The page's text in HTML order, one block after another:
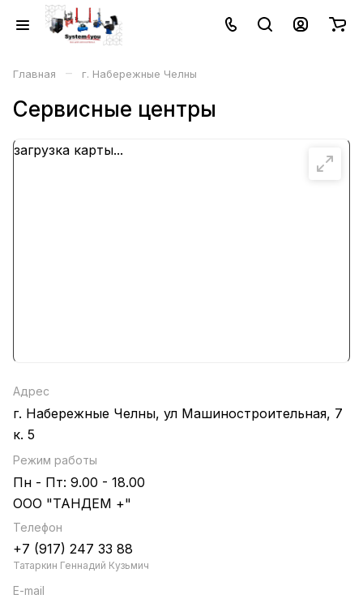
Главная – г. Набережные Челны
Сервисные центры
Адрес
г. Набережные Челны, ул Машиностроительная, 7
к. 5
Режим работы
Пн - Пт: 9.00 - 18.00
ООО "ТАНДЕМ +"
Телефон
+7 (917) 247 33 88
Татаркин Геннадий Кузьмич
E-mail
загрузка карты...